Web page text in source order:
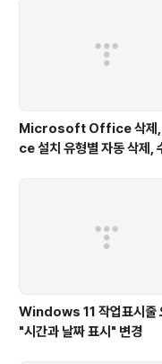
Microsoft Office 삭
ce 설치 유형별 자동 삭제,
Windows 11 작업표시줄
"시간과 날짜 표시" 변경